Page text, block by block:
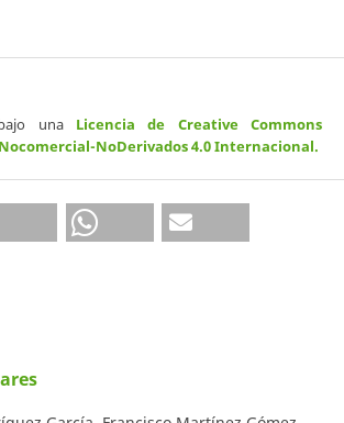
una Licencia de Creative Commons
NoDerivados 4.0 Internacional.